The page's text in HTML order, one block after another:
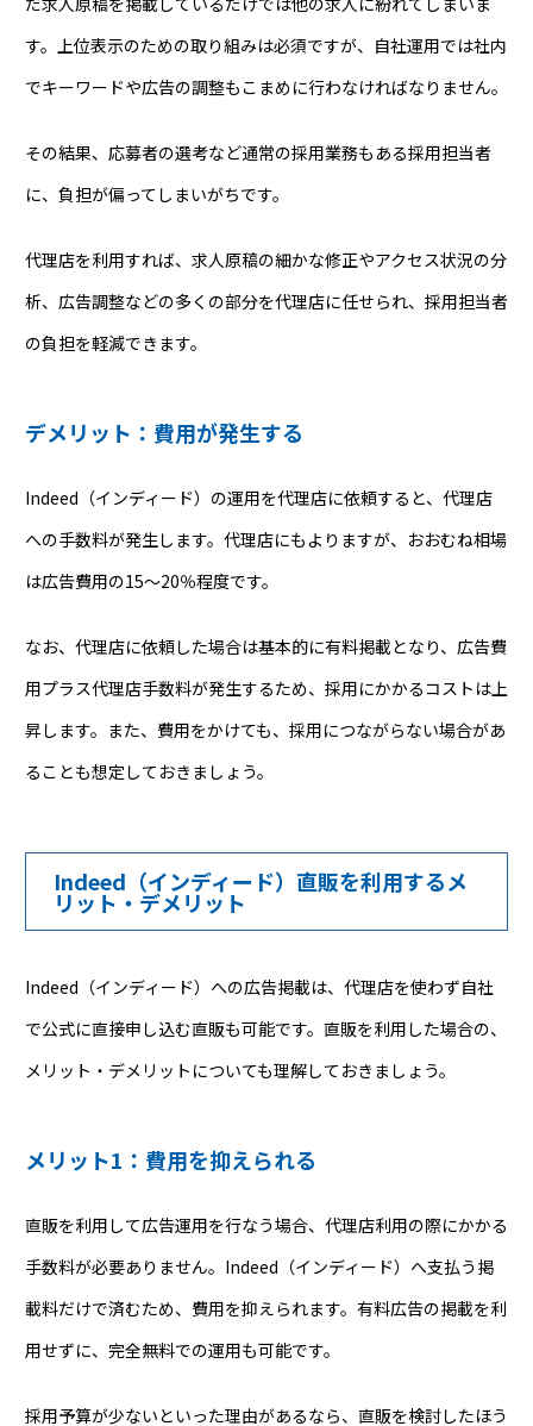
す。上位表示のための取り組みは必須ですが、自社運用では社内
でキーワードや広告の調整もこまめに行わなければなりません。
その結果、応募者の選考など通常の採用業務もある採用担当者
に、負担が偏ってしまいがちです。
代理店を利用すれば、求人原稿の細かな修正やアクセス状況の分
析、広告調整などの多くの部分を代理店に任せられ、採用担当者
の負担を軽減できます。
デメリット：費用が発生する
Indeed（インディード）の運用を代理店に依頼すると、代理店
への手数料が発生します。代理店にもよりますが、おおむね相場
は広告費用の15～20％程度です。
なお、代理店に依頼した場合は基本的に有料掲載となり、広告費
用プラス代理店手数料が発生するため、採用にかかるコストは上
昇します。また、費用をかけても、採用につながらない場合があ
ることも想定しておきましょう。
Indeed（インディード）直販を利用するメ
リット・デメリット
Indeed（インディード）への広告掲載は、代理店を使わず自社
で公式に直接申し込む直販も可能です。直販を利用した場合の、
メリット・デメリットについても理解しておきましょう。
メリット1：費用を抑えられる
直販を利用して広告運用を行なう場合、代理店利用の際にかかる
手数料が必要ありません。Indeed（インディード）へ支払う掲
載料だけで済むため、費用を抑えられます。有料広告の掲載を利
用せずに、完全無料での運用も可能です。
採用予算が少ないといった理由があるなら、直販を検討したほう